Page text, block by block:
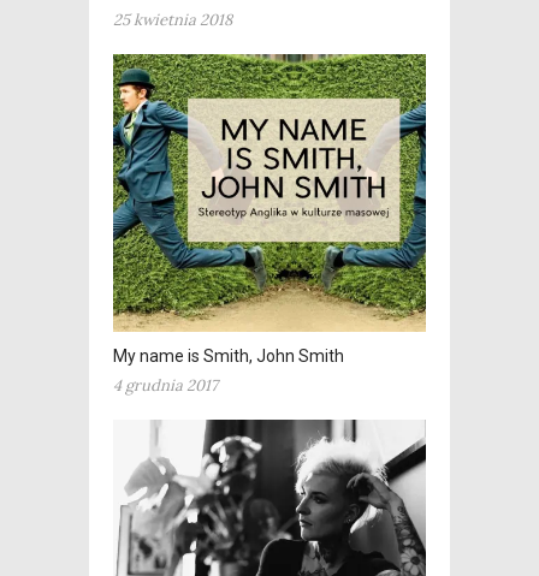
25 kwietnia 2018
My name is Smith, John Smith
4 grudnia 2017